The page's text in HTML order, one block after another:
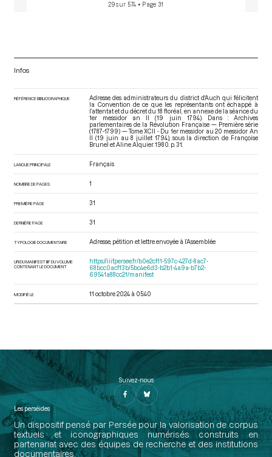
29 sur 574 • Page 31
Infos
RÉFÉRENCE BIBLIOGRAPHIQUE
Adresse des administrateurs du district d'Auch qui félicitent
la Convention de ce que les représentants ont échappé à
l’attentat et du décret du 18 floréal, en annexe de la séance du
1er messidor an II (19 juin 1794). Dans : Archives
parlementaires de la Révolution Française — Première série
(1787-1799) — Tome XCII - Du 1er messidor au 20 messidor An
II (19 juin au 8 juillet 1794), sous la direction de Françoise
Brunel et Aline Alquier. 1980. p. 31.
LANGUE PRINCIPALE Français
NOMBRE DE PAGES 1
PREMIÈRE PAGE 31
DERNIÈRE PAGE 31
TYPOLOGIE DOCUMENTAIRE Adresse, pétition et lettre envoyée à l’Assemblée
URI DU MANIFEST IIIF DU VOLUME
CONTENANT LE DOCUMENT
https://iiif.persee.fr/b0e2cf11-597c-427d-8ac7-
68bcc0acf13b/5bc4e6d3-b2b1-4a9a-b7b2-
69541a88cc21/manifest
MODIFIÉ LE 11 octobre 2024 à 05:40
Suivez-nous
Les perséides
Un dispositif pensé par Persée pour la valorisation de corpus
textuels et iconographiques numérisés construits en
partenariat avec des équipes de recherche et des institutions
documentaires.